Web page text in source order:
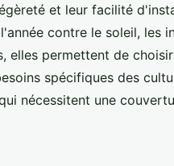
et leur facilité
contre le soleil, les
elles permettent de
spécifiques des
nécessitent une